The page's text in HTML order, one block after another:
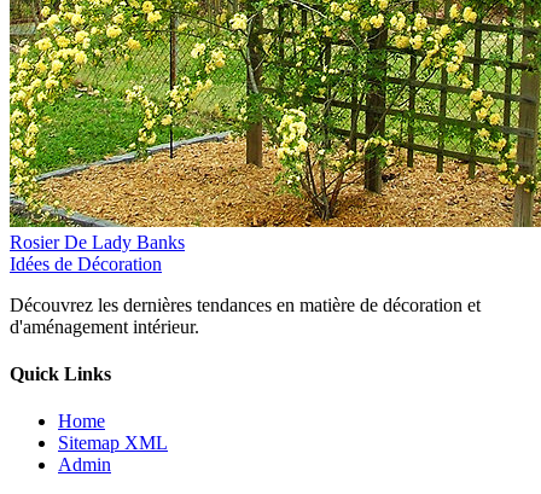
Rosier De Lady Banks
Idées de Décoration
Découvrez les dernières tendances en matière de décoration et
d'aménagement intérieur.
Quick Links
Home
Sitemap XML
Admin